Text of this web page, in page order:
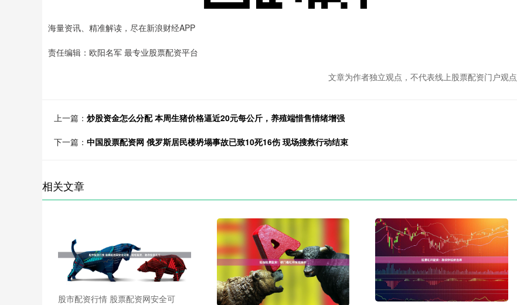
海量资讯、精准解读，尽在新浪财经APP
责任编辑：欧阳名军 最专业股票配资平台
文章为作者独立观点，不代表线上股票配资门户观点
上一篇： 炒股资金怎么分配 本周生猪价格逼近20元每公斤，养殖端惜售情绪增强
下一篇： 中国股票配资网 俄罗斯居民楼坍塌事故已致10死16伤 现场搜救行动结束
相关文章
股市配资行情 股票配资网安全可